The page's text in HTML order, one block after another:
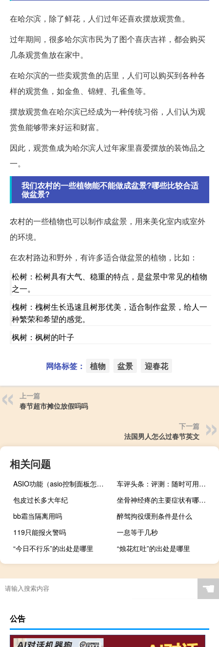
在哈尔滨，除了鲜花，人们过年还喜欢摆放观赏鱼。
过年期间，很多哈尔滨市民为了图个喜庆吉祥，都会购买
几条观赏鱼放在家中。
在哈尔滨的一些卖观赏鱼的店里，人们可以购买到各种各
样的观赏鱼，如金鱼、锦鲤、孔雀鱼等。
摆放观赏鱼在哈尔滨已经成为一种传统习俗，人们认为观
赏鱼能够带来好运和财富。
因此，观赏鱼成为哈尔滨人过年家里喜爱摆放的装饰品之
一。
我们农村的一些植物能不能做成盆景?哪些比较合适
做盆景?
农村的一些植物也可以制作成盆景，用来美化室内或室外
的环境。
在农村路边和野外，有许多适合做盆景的植物，比如：
松树：松树具有大气、稳重的特点，是盆景中常见的植物
之一。
槐树：槐树生长迅速且树形优美，适合制作盆景，给人一
种繁荣和希望的感觉。
枫树：枫树的叶子
网络标签： 植物 盆景 迎春花
上一篇
春节超市摊位放假吗吗
下一篇
法国男人怎么过春节英文
相关问题
ASIO功能（asio控制面板怎么设置）
车评头条：评测：随时可用的RMT陆上吉普角斗士越野
包皮过长多大年纪
坐骨神经疼的主要症状有哪些（坐骨神经痛的主要症状有哪些）
bb霜当隔离用吗
醉驾拘役缓刑条件是什么
119只能报火警吗
一息等于几秒
“今日不行乐”的出处是哪里
“烛花红吐”的出处是哪里
☚
公告